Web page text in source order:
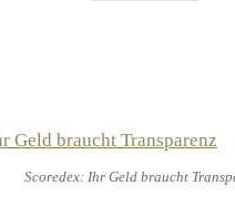
Scoredex: Ihr Geld braucht